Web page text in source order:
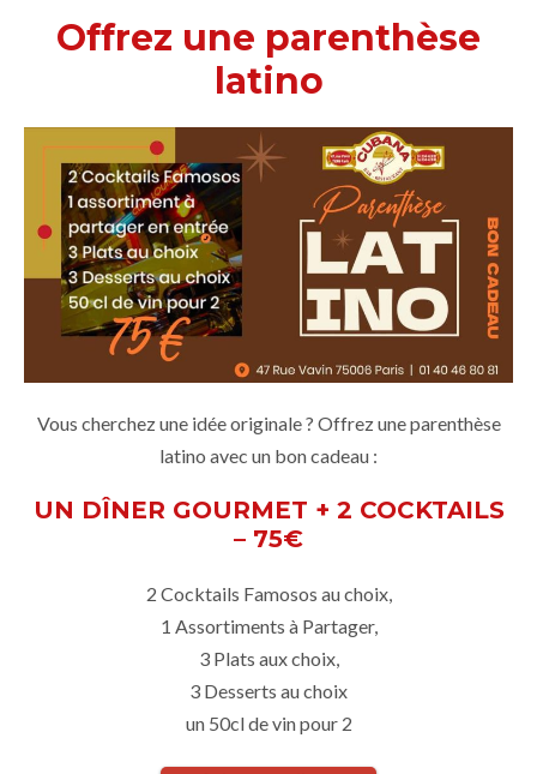
Offrez une parenthèse
latino
Vous cherchez une idée originale ? Offrez une parenthèse
latino avec un bon cadeau :
UN DÎNER GOURMET + 2 COCKTAILS
– 75€
2 Cocktails Famosos au choix,
1 Assortiments à Partager,
3 Plats aux choix,
3 Desserts au choix
un 50cl de vin pour 2